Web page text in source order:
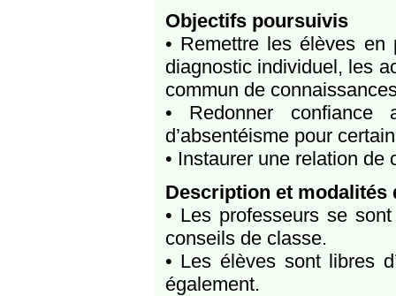
Objectifs poursuivis
• Remettre les élèves en
diagnostic individuel, les
commun de
• Redonner
d’absentéisme pour
• Instaurer une relation
Description et
• Les professeurs se
conseils de classe.
• Les élèves sont libres
également.